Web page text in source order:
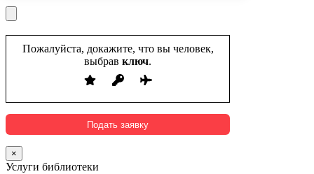
Пожалуйста, докажите, что вы человек,
выбрав ключ.
×
Услуги библиотеки